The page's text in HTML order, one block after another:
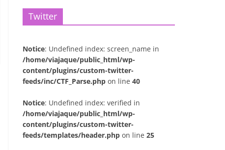
Twitter
Notice: Undefined index: screen_name in
/home/viajaque/public_html/wp-
content/plugins/custom-twitter-
feeds/inc/CTF_Parse.php on line 40
Notice: Undefined index: verified in
/home/viajaque/public_html/wp-
content/plugins/custom-twitter-
feeds/templates/header.php on line 25